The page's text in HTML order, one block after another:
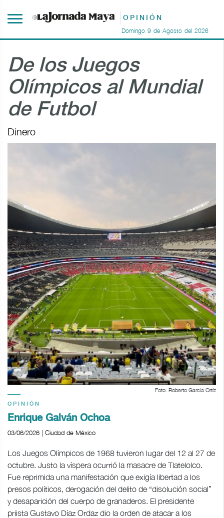
OPINIÓN
Domingo 9 de Agosto del 2026
De los Juegos
Olímpicos al Mundial
de Futbol
Dinero
Foto: Roberto García Ortíz
OPINIÓN
Enrique Galván Ochoa
03/06/2026 | Ciudad de México
Los Juegos Olímpicos de 1968 tuvieron lugar del 12 al 27 de
octubre. Justo la víspera ocurrió la masacre de Tlatelolco.
Fue reprimida una manifestación que exigía libertad a los
presos políticos, derogación del delito de “disolución social”
y desaparición del cuerpo de granaderos. El presidente
priista Gustavo Díaz Ordaz dio la orden de atacar a los